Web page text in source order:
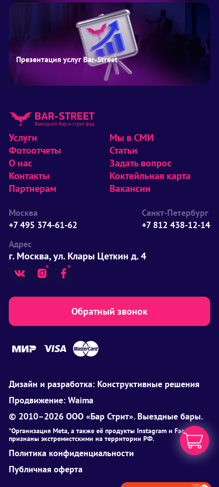
Презентация услуг Bar-Street
Услуги
Фотоотчеты
О нас
Контакты
Партнерам
Мы в СМИ
Статьи
Задать вопрос
Коктейльная карта
Вакансии
Москва
+7 495 374-61-62
Санкт-Петербург
+7 812 438-12-14
Адрес
г. Москва, ул. Клары Цеткин д. 4
Обратный звонок
Дизайн и разработка: Конструктивные решения
Продвижение: Waima
© 2010–2026 ООО «Бар Стрит». Выездные бары.
*Организация Meta, а также её продукты Instagram и Facebook
признаны экстремистскими на территории РФ.
Политика конфиденциальности
Публичная оферта